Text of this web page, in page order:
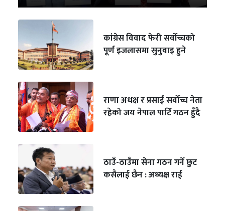
कांग्रेस विवाद फेरी सर्वोच्चको
पूर्ण इजलासमा सुनुवाइ हुने
राणा अधक्ष र प्रसाईं सर्वोच्च नेता
रहेको जय नेपाल पार्टि गठन हुँदै
ठाउँ-ठाउँमा सेना गठन गर्ने छुट
कसैलाई छैन : अध्यक्ष राई